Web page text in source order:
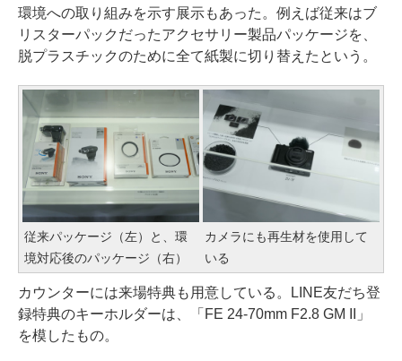
環境への取り組みを示す展示もあった。例えば従来はブ
リスターパックだったアクセサリー製品パッケージを、
脱プラスチックのために全て紙製に切り替えたという。
従来パッケージ（左）と、環
境対応後のパッケージ（右）
カメラにも再生材を使用して
いる
カウンターには来場特典も用意している。LINE友だち登
録特典のキーホルダーは、「FE 24-70mm F2.8 GM II」
を模したもの。